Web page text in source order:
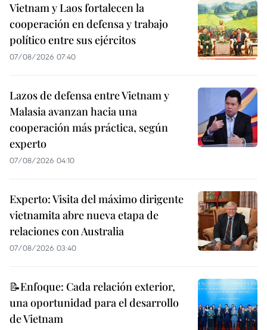
Vietnam y Laos fortalecen la
cooperación en defensa y trabajo
político entre sus ejércitos
07/08/2026 07:40
Lazos de defensa entre Vietnam y
Malasia avanzan hacia una
cooperación más práctica, según
experto
07/08/2026 04:10
Experto: Visita del máximo dirigente
vietnamita abre nueva etapa de
relaciones con Australia
07/08/2026 03:40
📝Enfoque: Cada relación exterior,
una oportunidad para el desarrollo
de Vietnam